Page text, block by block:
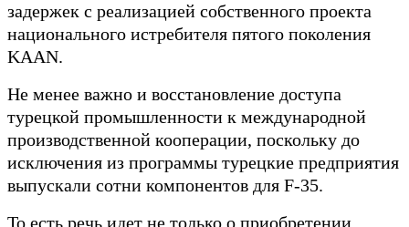
задержек с реализацией собственного проекта
национального истребителя пятого поколения
KAAN.
Не менее важно и восстановление доступа
турецкой промышленности к международной
производственной кооперации, поскольку до
исключения из программы турецкие предприятия
выпускали сотни компонентов для F-35.
То есть речь идет не только о приобретении